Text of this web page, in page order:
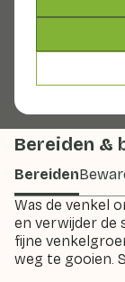
venkelzaden
gebruik kun je
maar je kunt
is van juni tot
Bereiden &
Bereiden
Was de venkel
en verwijder de
fijne
weg te gooien.